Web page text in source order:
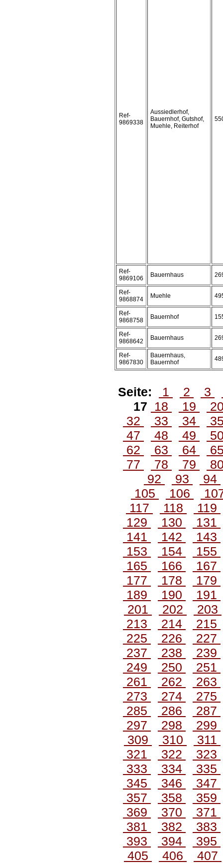
Ref-
9869338
Aussiedlerhof,
Bauernhof, Gutshof,
Muehle, Reiterhof
Ref-
9869106
Bauernhaus
Ref-
9868874
Muehle
Ref-
9868758
Bauernhof
Ref-
9868642
Bauernhaus
Ref-
9867830
Bauernhaus,
Bauernhof
Seite: 1 2 3
17
18 19
32
33 34
47
48 49
62
63 64
77
78 79
92
93
94
105
106
117
118
119
129
130
131
141
142
143
153
154
155
165
166
167
177
178
179
189
190
191
201
202
203
213
214
215
225
226
227
237
238
239
249
250
251
261
262
263
273
274
275
285
286
287
297
298
299
309
310
311
321
322
323
333
334
335
345
346
347
357
358
359
369
370
371
381
382
383
393
394
395
405
406 407